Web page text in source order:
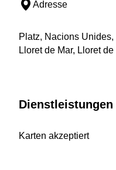
Adresse
Platz, Nacions
Lloret de Mar, Lloret
Dienstleistungen
Karten akzeptiert